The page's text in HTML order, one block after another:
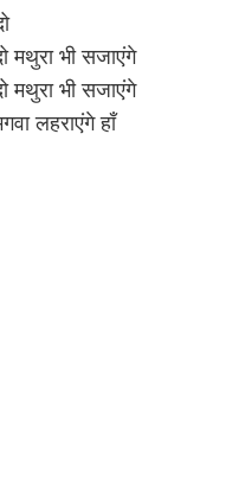
मथुरा भी सजाएंगे
मथुरा भी सजाएंगे
लहराएंगे हाँ